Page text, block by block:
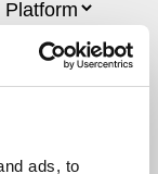
ads, to